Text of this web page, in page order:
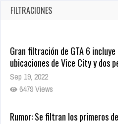
Oct 20, 2025
1377 Views
FILTRACIONES
Gran filtración de GTA 6
ubicaciones de Vice City y dos
Sep 19, 2022
6479 Views
Rumor: Se filtran los primeros